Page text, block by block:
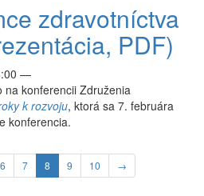
zdravotníctva
PDF)
—
na konferencii Združenia
k rozvoju, ktorá sa 7. februára
konferencia.
6 7 8 9 10 →